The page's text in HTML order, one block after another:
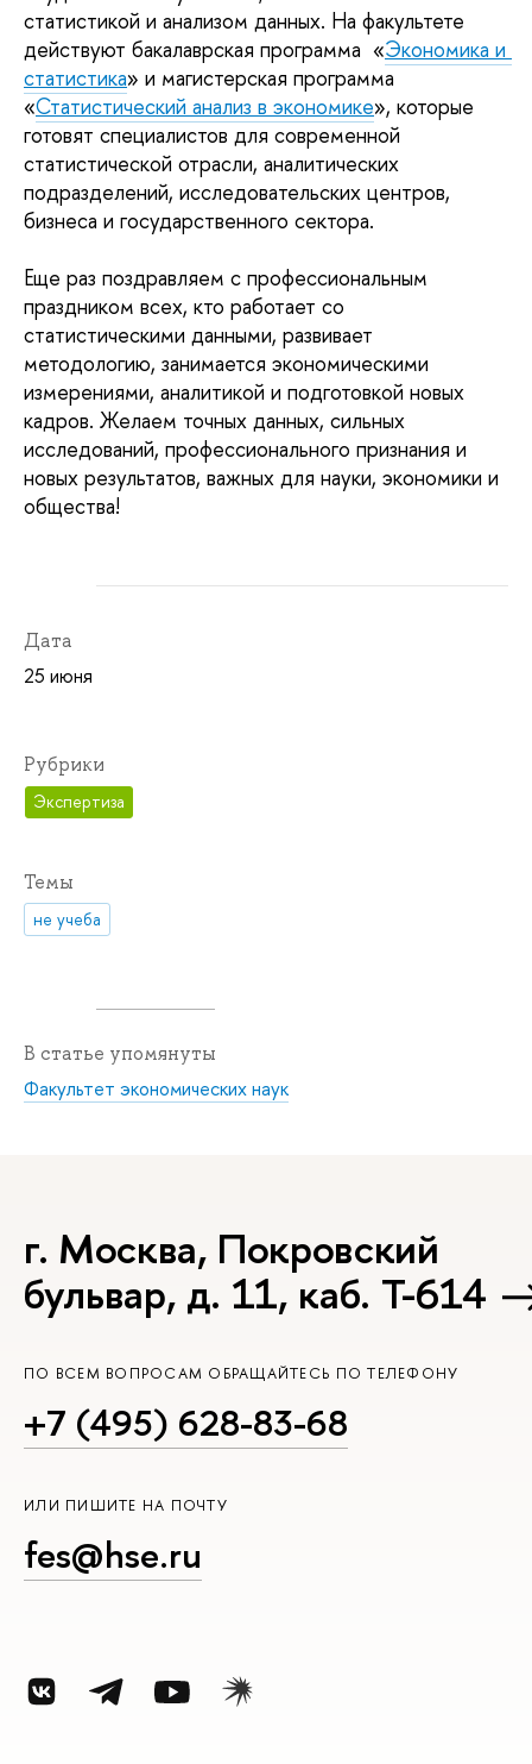
статистикой и анализом данных. На факультете
действуют бакалаврская программа  «Экономика и
статистика» и магистерская программа
«Статистический анализ в экономике», которые
готовят специалистов для современной
статистической отрасли, аналитических
подразделений, исследовательских центров,
бизнеса и государственного сектора.
Еще раз поздравляем с профессиональным
праздником всех, кто работает со
статистическими данными, развивает
методологию, занимается экономическими
измерениями, аналитикой и подготовкой новых
кадров. Желаем точных данных, сильных
исследований, профессионального признания и
новых результатов, важных для науки, экономики и
общества!
Дата
25 июня
Рубрики
Экспертиза
Темы
не учеба
В статье упомянуты
Факультет экономических наук
г. Москва, Покровский
бульвар, д. 11, каб. Т-614
ПО ВСЕМ ВОПРОСАМ ОБРАЩАЙТЕСЬ ПО ТЕЛЕФОНУ
+7 (495) 628-83-68
ИЛИ ПИШИТЕ НА ПОЧТУ
fes@hse.ru